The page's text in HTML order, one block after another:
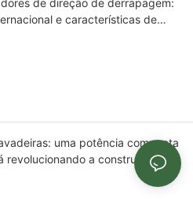
de direção de derrapagem:
e características de
uma potência compacta
revolucionando a construção